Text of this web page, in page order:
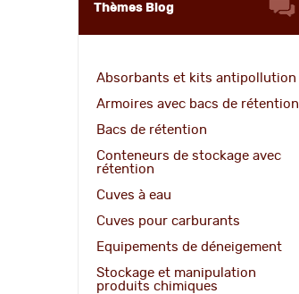
Thèmes Blog
Absorbants et kits antipollution
Armoires avec bacs de rétention
Bacs de rétention
Conteneurs de stockage avec
rétention
Cuves à eau
Cuves pour carburants
Equipements de déneigement
Stockage et manipulation
produits chimiques